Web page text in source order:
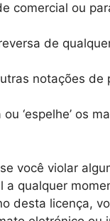
comercial ou
de
notações de
‘espelhe’ os
você violar
qualquer
desta licença,